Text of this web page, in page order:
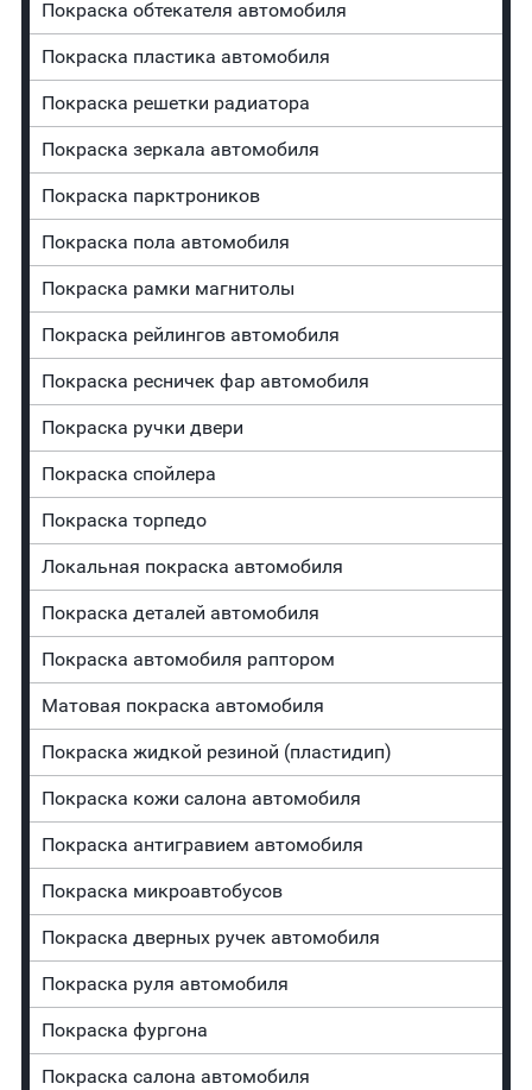
Покраска обтекателя автомобиля
Покраска пластика автомобиля
Покраска решетки радиатора
Покраска зеркала автомобиля
Покраска парктроников
Покраска пола автомобиля
Покраска рамки магнитолы
Покраска рейлингов автомобиля
Покраска ресничек фар автомобиля
Покраска ручки двери
Покраска спойлера
Покраска торпедо
Локальная покраска автомобиля
Покраска деталей автомобиля
Покраска автомобиля раптором
Матовая покраска автомобиля
Покраска жидкой резиной (пластидип)
Покраска кожи салона автомобиля
Покраска антигравием автомобиля
Покраска микроавтобусов
Покраска дверных ручек автомобиля
Покраска руля автомобиля
Покраска фургона
Покраска салона автомобиля